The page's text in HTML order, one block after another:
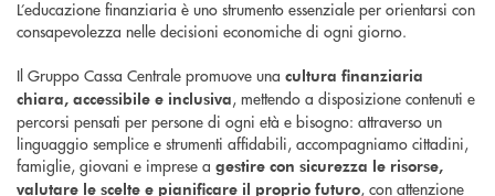
L’educazione finanziaria è uno strumento essenziale per orientarsi con
consapevolezza nelle decisioni economiche di ogni giorno.
Il Gruppo Cassa Centrale promuove una cultura finanziaria
chiara, accessibile e inclusiva, mettendo a disposizione contenuti e
percorsi pensati per persone di ogni età e bisogno: attraverso un
linguaggio semplice e strumenti affidabili, accompagniamo cittadini,
famiglie, giovani e imprese a gestire con sicurezza le risorse,
valutare le scelte e pianificare il proprio futuro, con attenzione